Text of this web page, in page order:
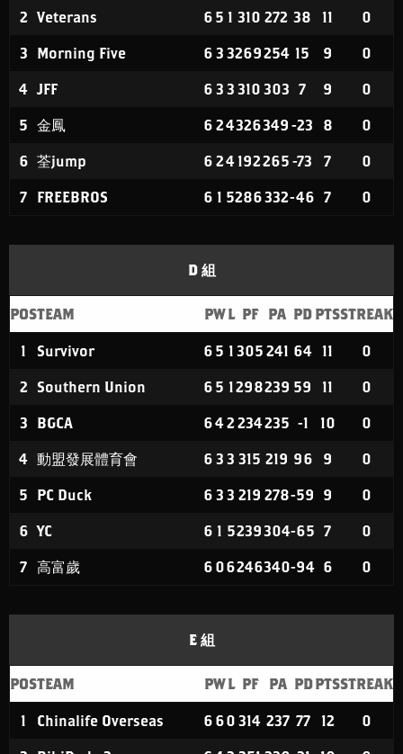
2 Veterans 6 5 1 310 272 38 11 0
3 Morning Five 6 3 3269254 15 9 0
4 JFF 6 3 3 310 303 7 9 0
5 金鳳 6 24326349 -23 8 0
6 荃jump 6 24 192265 -73 7 0
7 FREEBROS 6 1 5286332-46 7 0
D 組
POSTEAM PWL PF PA PD PTSSTREAK
1 Survivor 6 5 1 305 241 64 11 0
2 Southern Union 6 5 1298239 59 11 0
3 BGCA 642234235 -1 10 0
4 動盟發展體育會 6 3 3 315 219 96 9 0
5 PC Duck 6 3 3 219 278-59 9 0
6 YC 6 1 5239304-65 7 0
7 高富歲 6 06246340-94 6 0
E 組
POSTEAM PWL PF PA PDPTSSTREAK
1 Chinalife Overseas 6 60 314 237 77 12 0